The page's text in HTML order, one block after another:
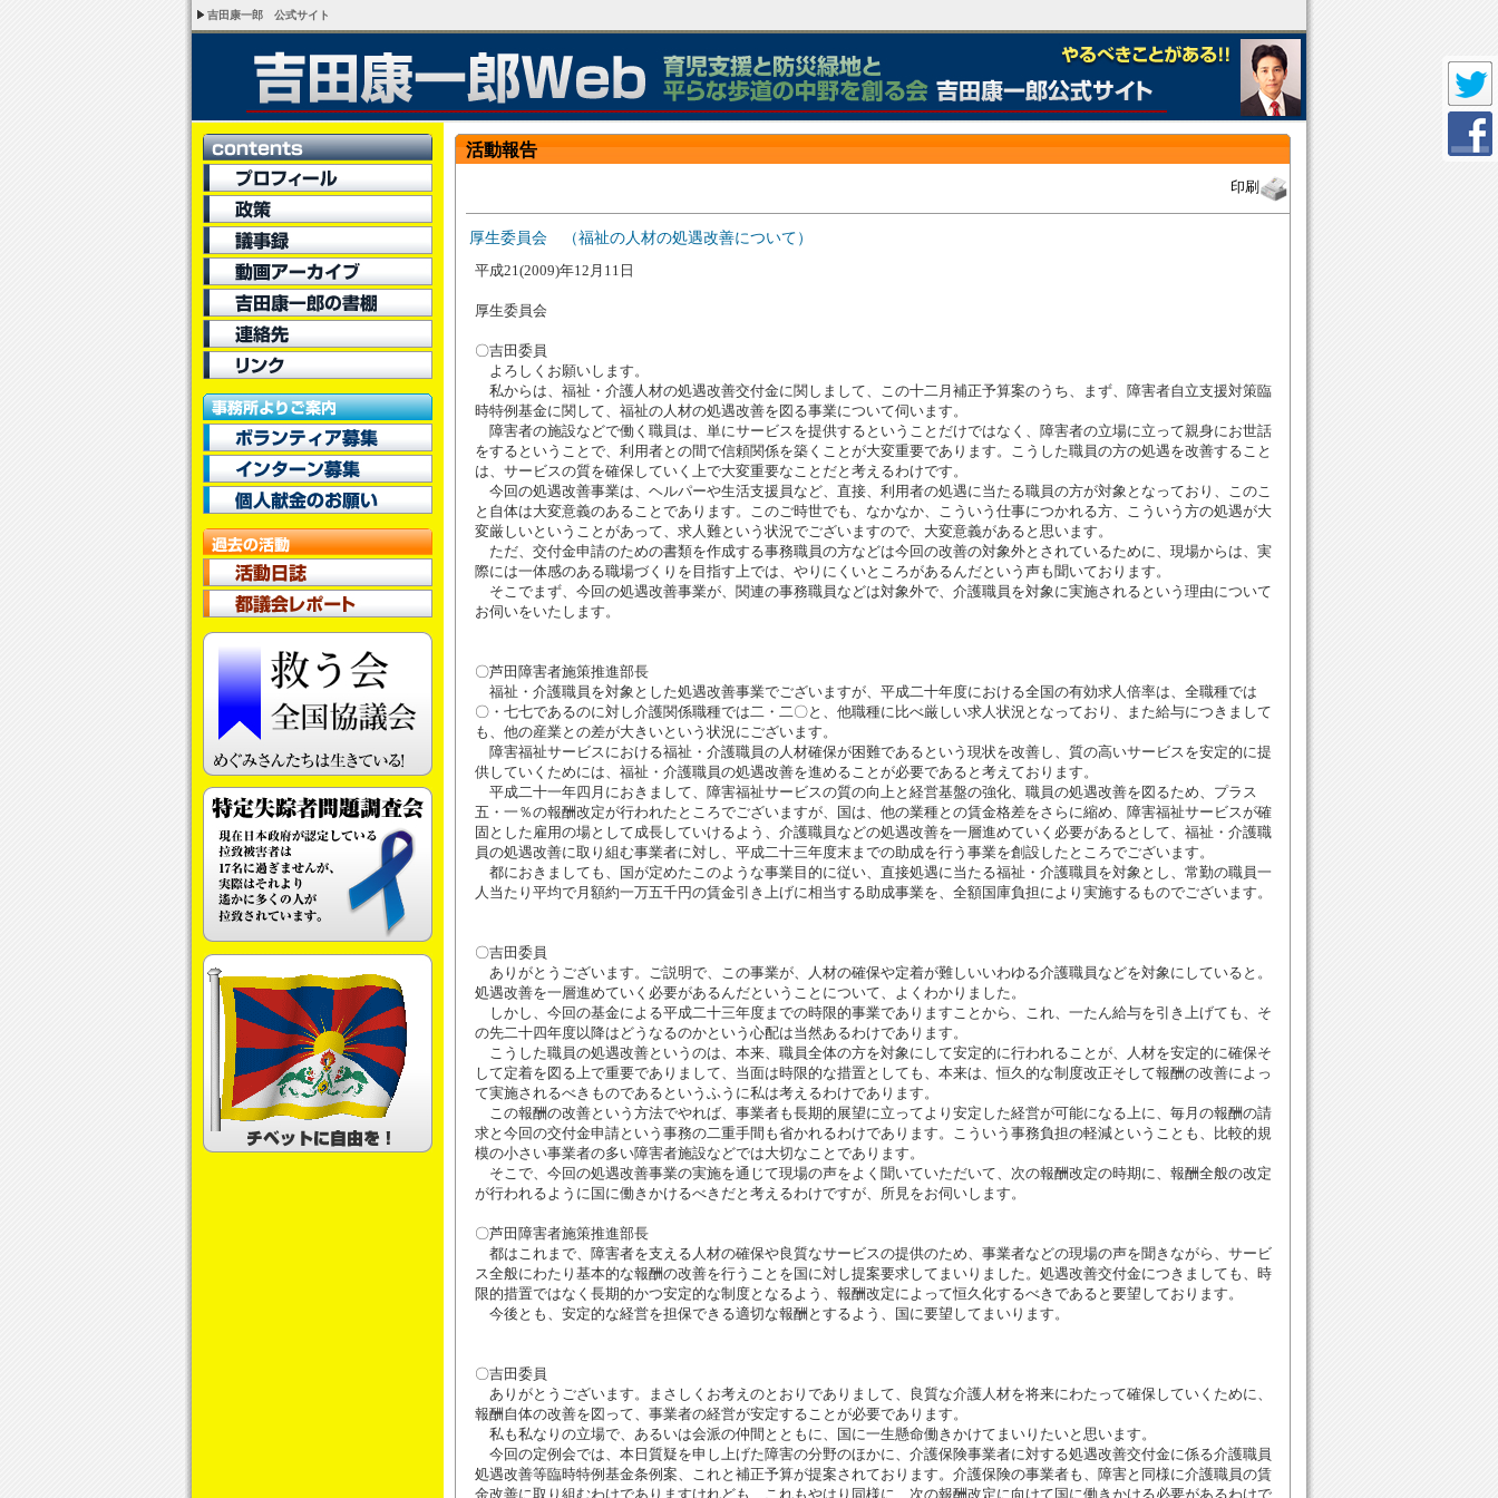
吉田康一郎 公式サイト
活動報告
印刷
厚生委員会 （福祉の人材の処遇改善について）
平成21(2009)年12月11日
厚生委員会
〇吉田委員
よろしくお願いします。
私からは、福祉・介護人材の処遇改善交付金に関しまして、この十二月補正予算案のうち、まず、障害者自立支援対策臨
時特例基金に関して、福祉の人材の処遇改善を図る事業について伺います。
障害者の施設などで働く職員は、単にサービスを提供するということだけではなく、障害者の立場に立って親身にお世話
をするということで、利用者との間で信頼関係を築くことが大変重要であります。こうした職員の方の処遇を改善すること
は、サービスの質を確保していく上で大変重要なことだと考えるわけです。
今回の処遇改善事業は、ヘルパーや生活支援員など、直接、利用者の処遇に当たる職員の方が対象となっており、このこ
と自体は大変意義のあることであります。このご時世でも、なかなか、こういう仕事につかれる方、こういう方の処遇が大
変厳しいということがあって、求人難という状況でございますので、大変意義があると思います。
ただ、交付金申請のための書類を作成する事務職員の方などは今回の改善の対象外とされているために、現場からは、実
際には一体感のある職場づくりを目指す上では、やりにくいところがあるんだという声も聞いております。
そこでまず、今回の処遇改善事業が、関連の事務職員などは対象外で、介護職員を対象に実施されるという理由について
お伺いをいたします。
〇芦田障害者施策推進部長
福祉・介護職員を対象とした処遇改善事業でございますが、平成二十年度における全国の有効求人倍率は、全職種では
〇・七七であるのに対し介護関係職種では二・二〇と、他職種に比べ厳しい求人状況となっており、また給与につきまして
も、他の産業との差が大きいという状況にございます。
障害福祉サービスにおける福祉・介護職員の人材確保が困難であるという現状を改善し、質の高いサービスを安定的に提
供していくためには、福祉・介護職員の処遇改善を進めることが必要であると考えております。
平成二十一年四月におきまして、障害福祉サービスの質の向上と経営基盤の強化、職員の処遇改善を図るため、プラス
五・一％の報酬改定が行われたところでございますが、国は、他の業種との賃金格差をさらに縮め、障害福祉サービスが確
固とした雇用の場として成長していけるよう、介護職員などの処遇改善を一層進めていく必要があるとして、福祉・介護職
員の処遇改善に取り組む事業者に対し、平成二十三年度末までの助成を行う事業を創設したところでございます。
都におきましても、国が定めたこのような事業目的に従い、直接処遇に当たる福祉・介護職員を対象とし、常勤の職員一
人当たり平均で月額約一万五千円の賃金引き上げに相当する助成事業を、全額国庫負担により実施するものでございます。
〇吉田委員
ありがとうございます。ご説明で、この事業が、人材の確保や定着が難しいいわゆる介護職員などを対象にしていると。
処遇改善を一層進めていく必要があるんだということについて、よくわかりました。
しかし、今回の基金による平成二十三年度までの時限的事業でありますことから、これ、一たん給与を引き上げても、そ
の先二十四年度以降はどうなるのかという心配は当然あるわけであります。
こうした職員の処遇改善というのは、本来、職員全体の方を対象にして安定的に行われることが、人材を安定的に確保そ
して定着を図る上で重要でありまして、当面は時限的な措置としても、本来は、恒久的な制度改正そして報酬の改善によっ
て実施されるべきものであるというふうに私は考えるわけであります。
この報酬の改善という方法でやれば、事業者も長期的展望に立ってより安定した経営が可能になる上に、毎月の報酬の請
求と今回の交付金申請という事務の二重手間も省かれるわけであります。こういう事務負担の軽減ということも、比較的規
模の小さい事業者の多い障害者施設などでは大切なことであります。
そこで、今回の処遇改善事業の実施を通じて現場の声をよく聞いていただいて、次の報酬改定の時期に、報酬全般の改定
が行われるように国に働きかけるべきだと考えるわけですが、所見をお伺いします。
〇芦田障害者施策推進部長
都はこれまで、障害者を支える人材の確保や良質なサービスの提供のため、事業者などの現場の声を聞きながら、サービ
ス全般にわたり基本的な報酬の改善を行うことを国に対し提案要求してまいりました。処遇改善交付金につきましても、時
限的措置ではなく長期的かつ安定的な制度となるよう、報酬改定によって恒久化するべきであると要望しております。
今後とも、安定的な経営を担保できる適切な報酬とするよう、国に要望してまいります。
〇吉田委員
ありがとうございます。まさしくお考えのとおりでありまして、良質な介護人材を将来にわたって確保していくために、
報酬自体の改善を図って、事業者の経営が安定することが必要であります。
私も私なりの立場で、あるいは会派の仲間とともに、国に一生懸命働きかけてまいりたいと思います。
今回の定例会では、本日質疑を申し上げた障害の分野のほかに、介護保険事業者に対する処遇改善交付金に係る介護職員
処遇改善等臨時特例基金条例案、これと補正予算が提案されております。介護保険の事業者も、障害と同様に介護職員の賃